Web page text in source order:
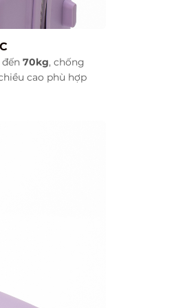
70kg, chống
cao phù hợp